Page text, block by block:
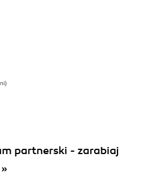
partnerski - zarabiaj